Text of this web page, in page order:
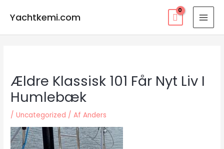
Yachtkemi.com
Ældre Klassisk 101 Får Nyt Liv I
Humlebæk
/Uncategorized / AfAnders